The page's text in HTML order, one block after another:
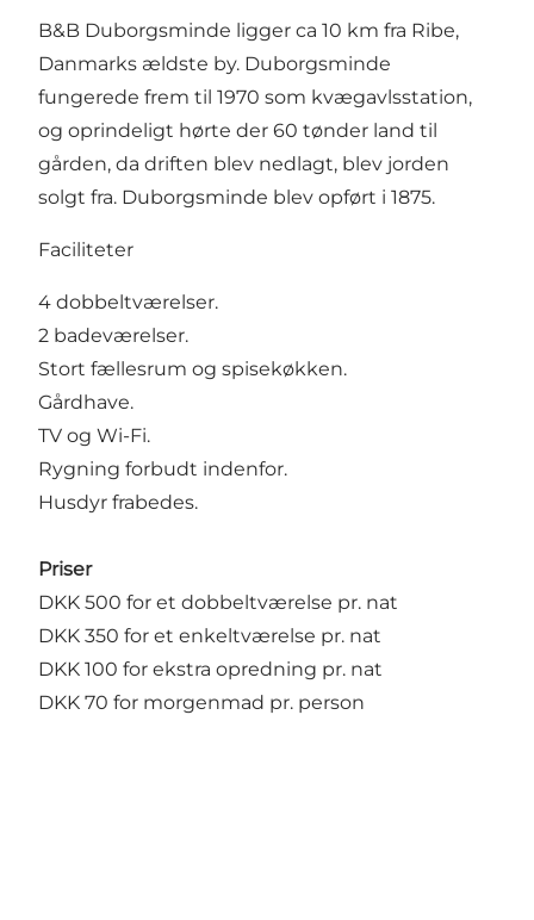
B&B Duborgsminde ligger ca 10 km fra Ribe,
Danmarks ældste by. Duborgsminde
fungerede frem til 1970 som kvægavlsstation,
og oprindeligt hørte der 60 tønder land til
gården, da driften blev nedlagt, blev jorden
solgt fra. Duborgsminde blev opført i 1875.
Faciliteter
4 dobbeltværelser.
2 badeværelser.
Stort fællesrum og spisekøkken.
Gårdhave.
TV og Wi-Fi.
Rygning forbudt indenfor.
Husdyr frabedes.
Priser
DKK 500 for et dobbeltværelse pr. nat
DKK 350 for et enkeltværelse pr. nat
DKK 100 for ekstra opredning pr. nat
DKK 70 for morgenmad pr. person